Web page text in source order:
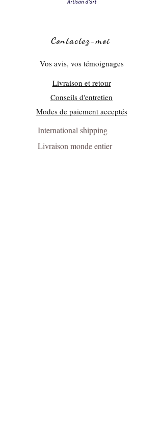
Contactez-moi
Vos avis, vos témoignages
Livraison et retour
Conseils d'entretien
Modes de paiement acceptés
International shipping
Livraison monde entier